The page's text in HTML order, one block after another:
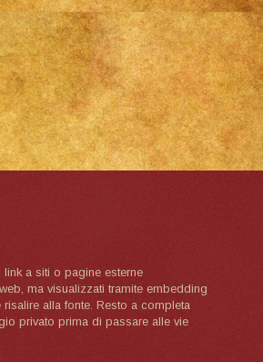
a siti o pagine esterne
ma visualizzati tramite embedding
alla fonte. Resto a completa
privato prima di passare alle vie